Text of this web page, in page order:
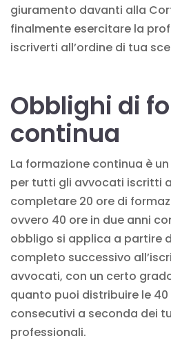
giuramento davanti alla
finalmente esercitare la
iscriverti all’ordine di tua
Obblighi di
continua
La formazione continua è
per tutti gli avvocati iscritti
completare 20 ore di
ovvero 40 ore in due anni
obbligo si applica a partire
completo successivo
avvocati, con un certo
quanto puoi distribuire le 40
consecutivi a seconda dei
professionali.